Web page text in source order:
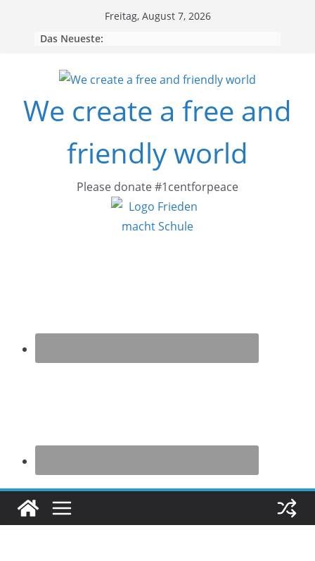
Freitag, August 7, 2026
Das Neueste:
We create a free and
friendly world
Please donate #1centforpeace